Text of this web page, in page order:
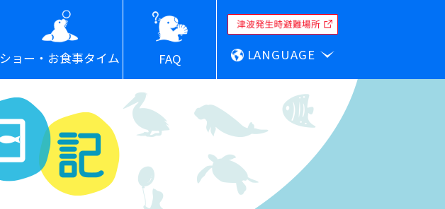
ショー・お食事タイム FAQ LANGUAGE